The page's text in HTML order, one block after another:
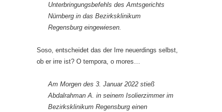
Unterbringungsbefehls des Amtsgerichts
Nürnberg in das Bezirksklinikum
Regensburg eingewiesen.
Soso, entscheidet das der Irre neuerdings selbst,
ob er irre ist? O tempora, o mores…
Am Morgen des 3. Januar 2022 stieß
Abdalrahman A. in seinem Isolierzimmer im
Bezirksklinikum Regensburg einen